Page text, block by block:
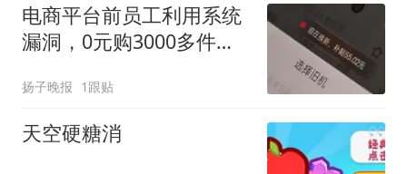
电商平台前员工利用系统
漏洞，0元购3000多件家
扬子晚报 1跟贴
天空硬糖消